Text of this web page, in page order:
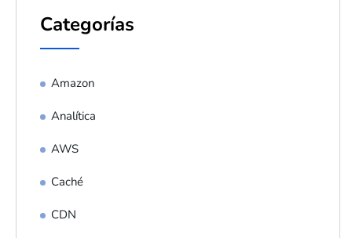
Categorías
Amazon
Analítica
AWS
Caché
CDN